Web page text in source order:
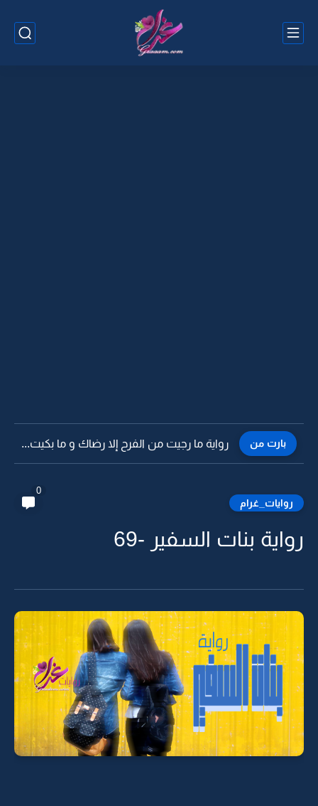
بارت من رواية ما رجيت من الفرح إلا رضاك و ما بكيت...
روايات_غرام
0
رواية بنات السفير -69